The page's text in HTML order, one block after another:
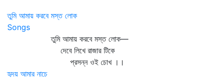
তুমি আমায় করবে মস্ত লোক
Songs
তুমি আমায় করবে মস্ত লোক—
দেবে লিখে রাজার টিকে
প্রসন্ন ওই চোখ ।।
হৃদয় আমার নাচে